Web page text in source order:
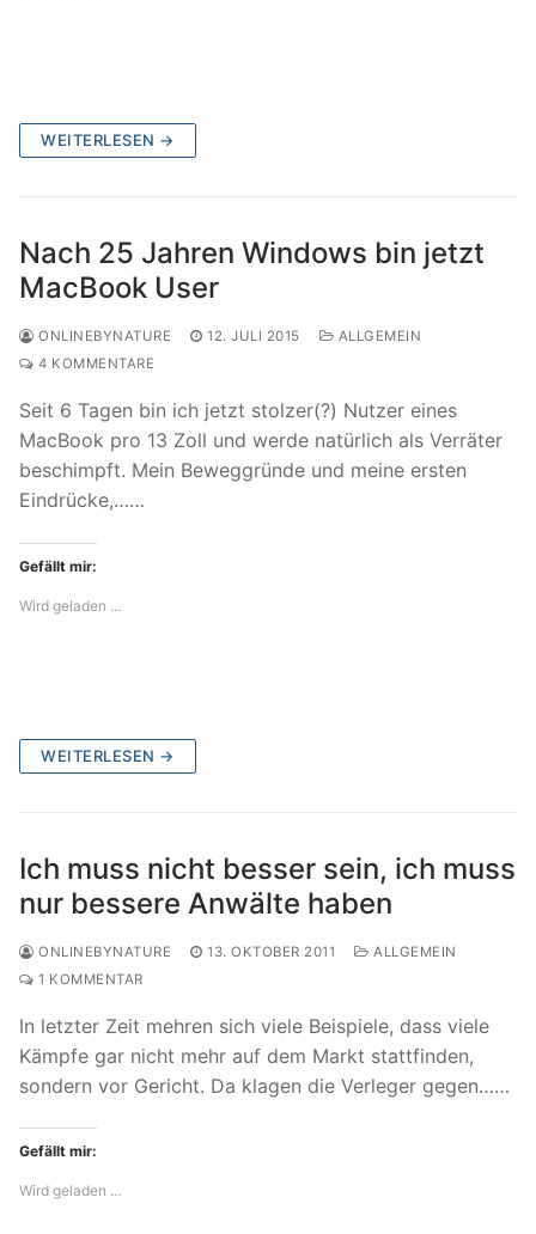
WEITERLESEN →
Nach 25 Jahren Windows bin jetzt
MacBook User
ONLINEBYNATURE 12. JULI 2015
ALLGEMEIN
4 KOMMENTARE
Seit 6 Tagen bin ich jetzt stolzer(?) Nutzer eines
MacBook pro 13 Zoll und werde natürlich als Verräter
beschimpft. Mein Beweggründe und meine ersten
Eindrücke,……
Gefällt mir:
Wird geladen …
WEITERLESEN →
Ich muss nicht besser sein, ich muss
nur bessere Anwälte haben
ONLINEBYNATURE 13. OKTOBER 2011
ALLGEMEIN
1 KOMMENTAR
In letzter Zeit mehren sich viele Beispiele, dass viele
Kämpfe gar nicht mehr auf dem Markt stattfinden,
sondern vor Gericht. Da klagen die Verleger gegen……
Gefällt mir:
Wird geladen …